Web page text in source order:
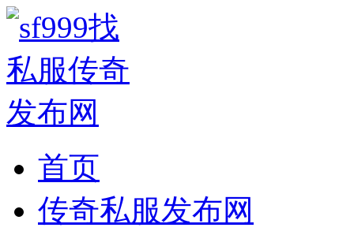
首页
传奇私服发布网